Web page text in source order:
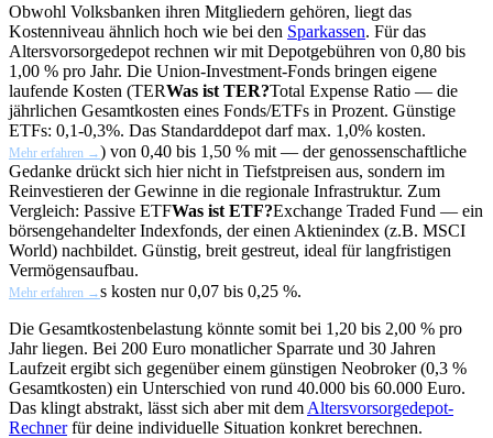
Obwohl Volksbanken ihren Mitgliedern gehören, liegt das
Kostenniveau ähnlich hoch wie bei den Sparkassen. Für das
Altersvorsorgedepot rechnen wir mit Depotgebühren von 0,80 bis
1,00 % pro Jahr. Die Union-Investment-Fonds bringen eigene
laufende Kosten (TERWas ist TER?Total Expense Ratio — die
jährlichen Gesamtkosten eines Fonds/ETFs in Prozent. Günstige
ETFs: 0,1-0,3%. Das Standarddepot darf max. 1,0% kosten.
Mehr erfahren →) von 0,40 bis 1,50 % mit — der genossenschaftliche
Gedanke drückt sich hier nicht in Tiefstpreisen aus, sondern im
Reinvestieren der Gewinne in die regionale Infrastruktur. Zum
Vergleich: Passive ETFWas ist ETF?Exchange Traded Fund — ein
börsengehandelter Indexfonds, der einen Aktienindex (z.B. MSCI
World) nachbildet. Günstig, breit gestreut, ideal für langfristigen
Vermögensaufbau.
Mehr erfahren →s kosten nur 0,07 bis 0,25 %.
Die Gesamtkostenbelastung könnte somit bei 1,20 bis 2,00 % pro
Jahr liegen. Bei 200 Euro monatlicher Sparrate und 30 Jahren
Laufzeit ergibt sich gegenüber einem günstigen Neobroker (0,3 %
Gesamtkosten) ein Unterschied von rund 40.000 bis 60.000 Euro.
Das klingt abstrakt, lässt sich aber mit dem Altersvorsorgedepot-
Rechnerfür deine individuelle Situation konkret berechnen.